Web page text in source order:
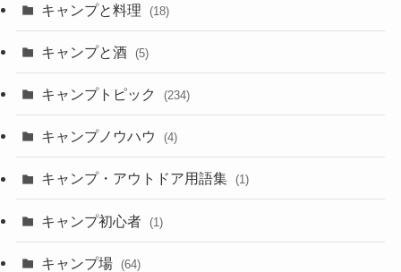
キャンプと料理 (18)
キャンプと酒 (5)
キャンプトピック (234)
キャンプノウハウ (4)
キャンプ・アウトドア用語集 (1)
キャンプ初心者 (1)
キャンプ場 (64)